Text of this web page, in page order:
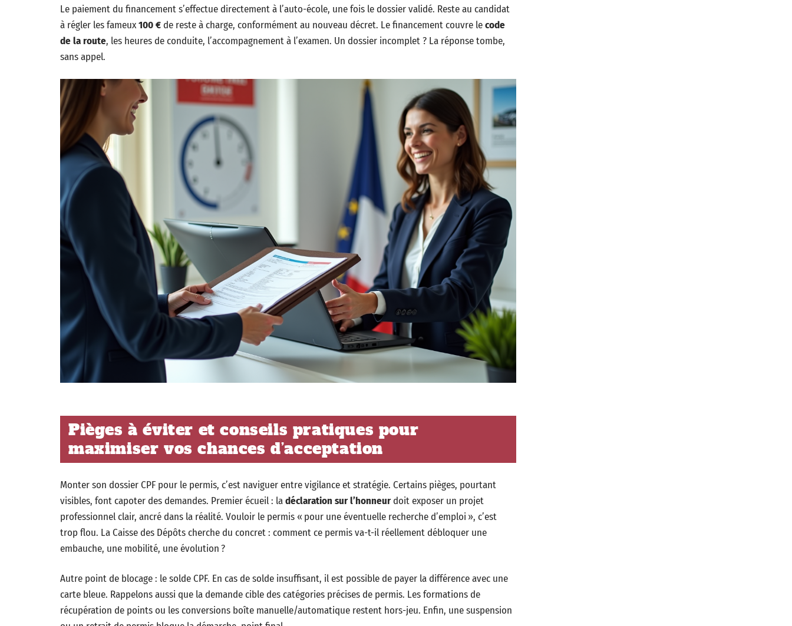
Le paiement du financement s’effectue directement à l’auto-école, une fois le dossier validé. Reste au candidat
à régler les fameux100 €de reste à charge, conformément au nouveau décret. Le financement couvre lecode
de la route, les heures de conduite, l’accompagnement à l’examen. Un dossier incomplet ? La réponse tombe,
sans appel.
Pièges à éviter et conseils pratiques pour
maximiser vos chances d’acceptation
Monter son dossier CPF pour le permis, c’est naviguer entre vigilance et stratégie. Certains pièges, pourtant
visibles, font capoter des demandes. Premier écueil : ladéclaration sur l’honneurdoit exposer un projet
professionnel clair, ancré dans la réalité. Vouloir le permis « pour une éventuelle recherche d’emploi », c’est
trop flou. La Caisse des Dépôts cherche du concret : comment ce permis va-t-il réellement débloquer une
embauche, une mobilité, une évolution ?
Autre point de blocage : le solde CPF. En cas de solde insuffisant, il est possible de payer la différence avec une
carte bleue. Rappelons aussi que la demande cible des catégories précises de permis. Les formations de
récupération de points ou les conversions boîte manuelle/automatique restent hors-jeu. Enfin, une suspension